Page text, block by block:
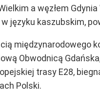
a węzłem
języku kaszubskim,
międzynarodowego
Obwodnicą
trasy E28,
Polski.